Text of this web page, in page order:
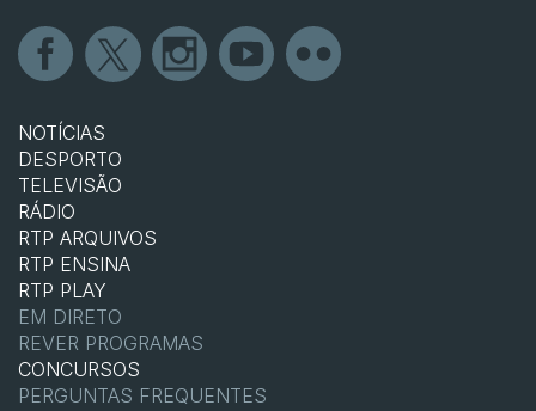
NOTÍCIAS
DESPORTO
TELEVISÃO
RÁDIO
RTP ARQUIVOS
RTP ENSINA
RTP PLAY
EM DIRETO
REVER PROGRAMAS
CONCURSOS
PERGUNTAS FREQUENTES